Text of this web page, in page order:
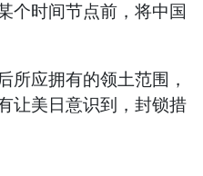
个时间节点前，将中国
应拥有的领土范围，
让美日意识到，封锁措